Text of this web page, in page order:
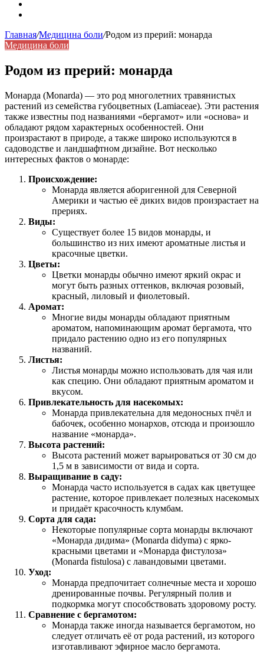
Главная/Медицина боли/Родом из прерий: монарда
Медицина боли
Родом из прерий: монарда
Монарда (Monarda) — это род многолетних травянистых
растений из семейства губоцветных (Lamiaceae). Эти растения
также известны под названиями «бергамот» или «основа» и
обладают рядом характерных особенностей. Они
произрастают в природе, а также широко используются в
садоводстве и ландшафтном дизайне. Вот несколько
интересных фактов о монарде:
Происхождение:
Монарда является аборигенной для Северной
Америки и частью её диких видов произрастает на
прериях.
Виды:
Существует более 15 видов монарды, и
большинство из них имеют ароматные листья и
красочные цветки.
Цветы:
Цветки монарды обычно имеют яркий окрас и
могут быть разных оттенков, включая розовый,
красный, лиловый и фиолетовый.
Аромат:
Многие виды монарды обладают приятным
ароматом, напоминающим аромат бергамота, что
придало растению одно из его популярных
названий.
Листья:
Листья монарды можно использовать для чая или
как специю. Они обладают приятным ароматом и
вкусом.
Привлекательность для насекомых:
Монарда привлекательна для медоносных пчёл и
бабочек, особенно монархов, отсюда и произошло
название «монарда».
Высота растений:
Высота растений может варьироваться от 30 см до
1,5 м в зависимости от вида и сорта.
Выращивание в саду:
Монарда часто используется в садах как цветущее
растение, которое привлекает полезных насекомых
и придаёт красочность клумбам.
Сорта для сада:
Некоторые популярные сорта монарды включают
«Монарда дидима» (Monarda didyma) с ярко-
красными цветами и «Монарда фистулоза»
(Monarda fistulosa) с лавандовыми цветами.
Уход:
Монарда предпочитает солнечные места и хорошо
дренированные почвы. Регулярный полив и
подкормка могут способствовать здоровому росту.
Сравнение с бергамотом:
Монарда также иногда называется бергамотом, но
следует отличать её от рода растений, из которого
изготавливают эфирное масло бергамота.